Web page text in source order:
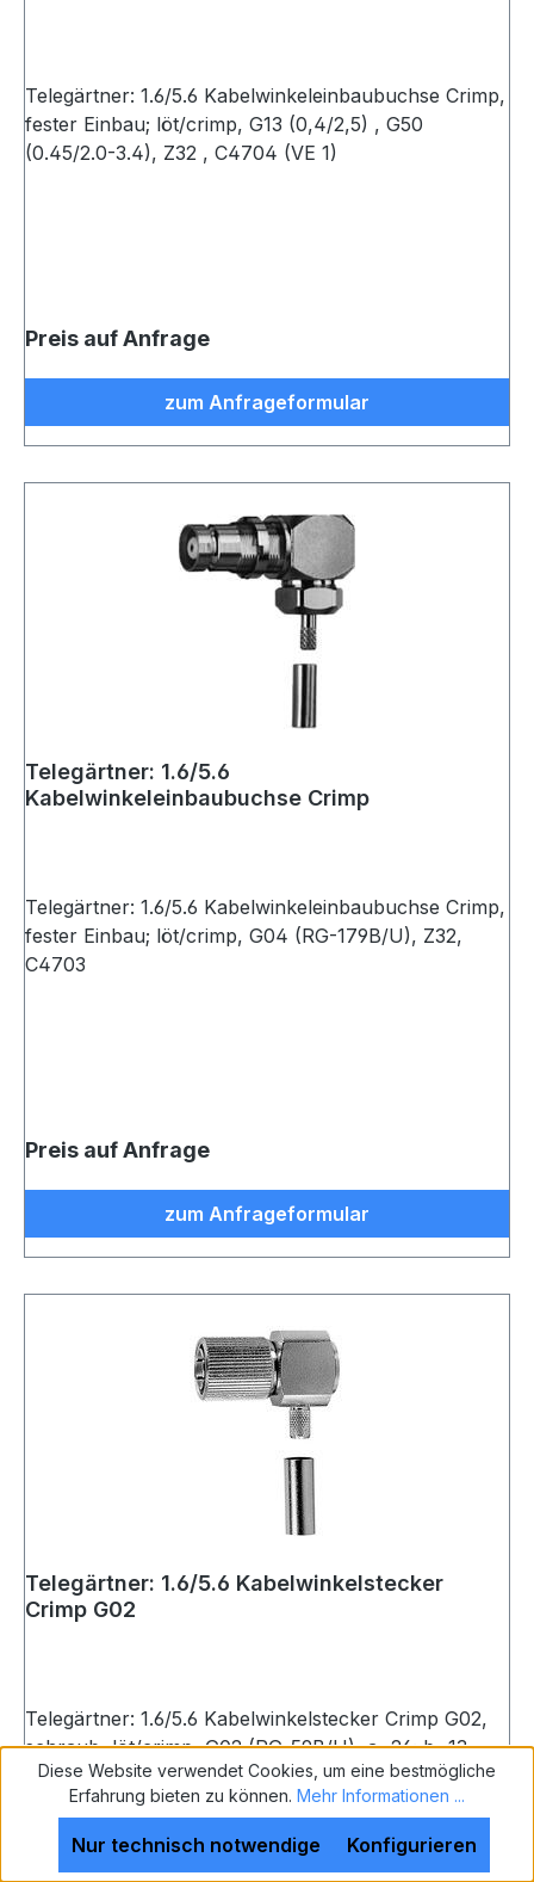
Telegärtner: 1.6/5.6 Kabelwinkeleinbaubuchse Crimp,
fester Einbau; löt/crimp, G13 (0,4/2,5) , G50
(0.45/2.0-3.4), Z32 , C4704 (VE 1)
Preis auf Anfrage
zum Anfrageformular
Telegärtner: 1.6/5.6
Kabelwinkeleinbaubuchse Crimp
Telegärtner: 1.6/5.6 Kabelwinkeleinbaubuchse Crimp,
fester Einbau; löt/crimp, G04 (RG-179B/U), Z32,
C4703
Preis auf Anfrage
zum Anfrageformular
Telegärtner: 1.6/5.6 Kabelwinkelstecker
Crimp G02
Telegärtner: 1.6/5.6 Kabelwinkelstecker Crimp G02,
schraub, löt/crimp, G02 (RG-59B/U), a=26; b=13,
C4706
Diese Website verwendet Cookies, um eine bestmögliche
Erfahrung bieten zu können. Mehr Informationen ...
Nur technisch notwendige Konfigurieren